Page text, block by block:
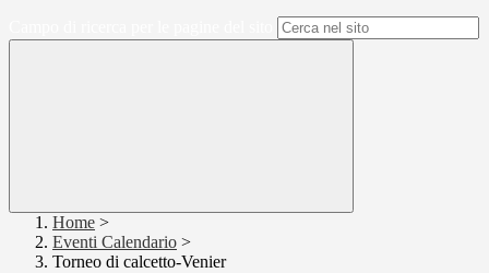
Home >
Eventi Calendario >
Torneo di calcetto-Venier